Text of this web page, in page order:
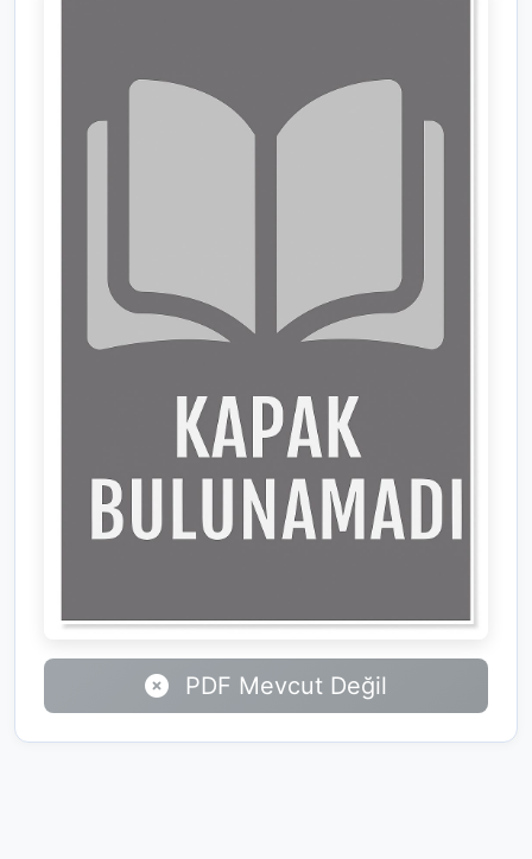
PDF Mevcut Değil